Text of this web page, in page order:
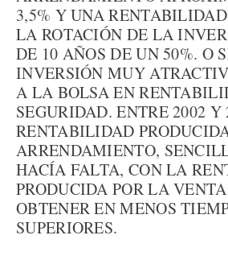
3,5% Y UNA
LA ROTACIÓN DE LA
DE 10 AÑOS DE UN 50%. O
INVERSIÓN MUY
A LA BOLSA EN
SEGURIDAD. ENTRE 2002 Y
RENTABILIDAD
ARRENDAMIENTO,
HACÍA FALTA, CON LA
PRODUCIDA POR LA
OBTENER EN MENOS
SUPERIORES.